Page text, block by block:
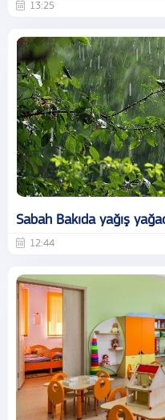
13:25
Sabah Bakıda yağış
12:44